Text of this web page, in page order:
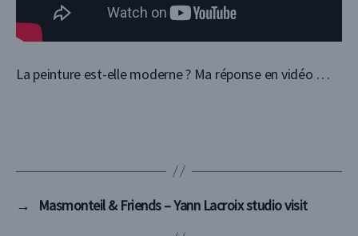
La peinture est-elle moderne ? Ma réponse en vidéo …
→ Masmonteil & Friends – Yann Lacroix studio visit